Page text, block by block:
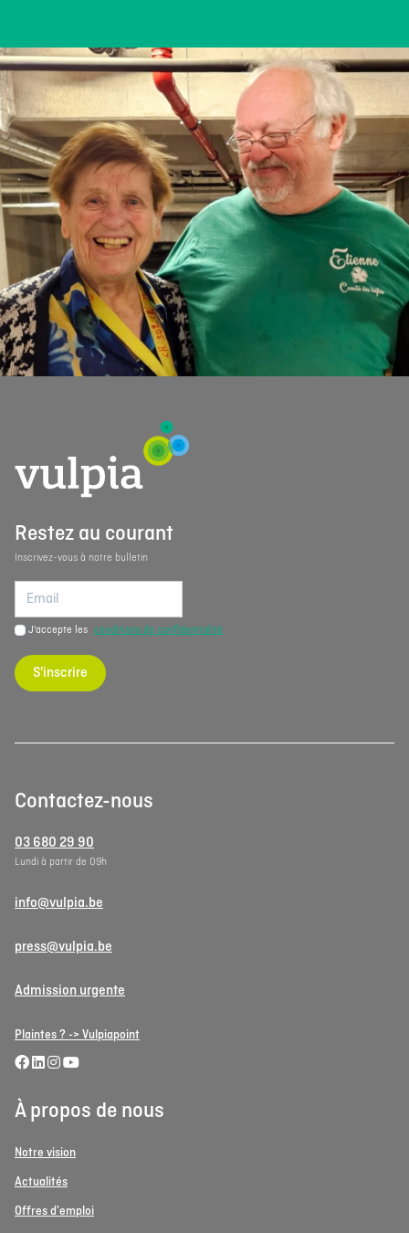
Restez au courant
Inscrivez-vous à notre bulletin
J'accepte les conditions de confidentialité
S'inscrire
Contactez-nous
03 680 29 90
Lundi à partir de 09h
info@vulpia.be
press@vulpia.be
Admission urgente
Plaintes ? -> Vulpiapoint
À propos de nous
Notre vision
Actualités
Offres d'emploi